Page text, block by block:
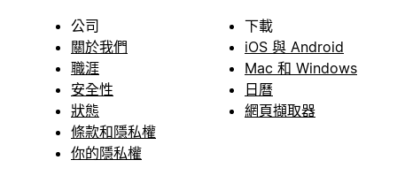
公司
關於我們
職涯
安全性
狀態
條款和隱私權
你的隱私權
下載
iOS 與 Android
Mac 和 Windows
日曆
網頁擷取器